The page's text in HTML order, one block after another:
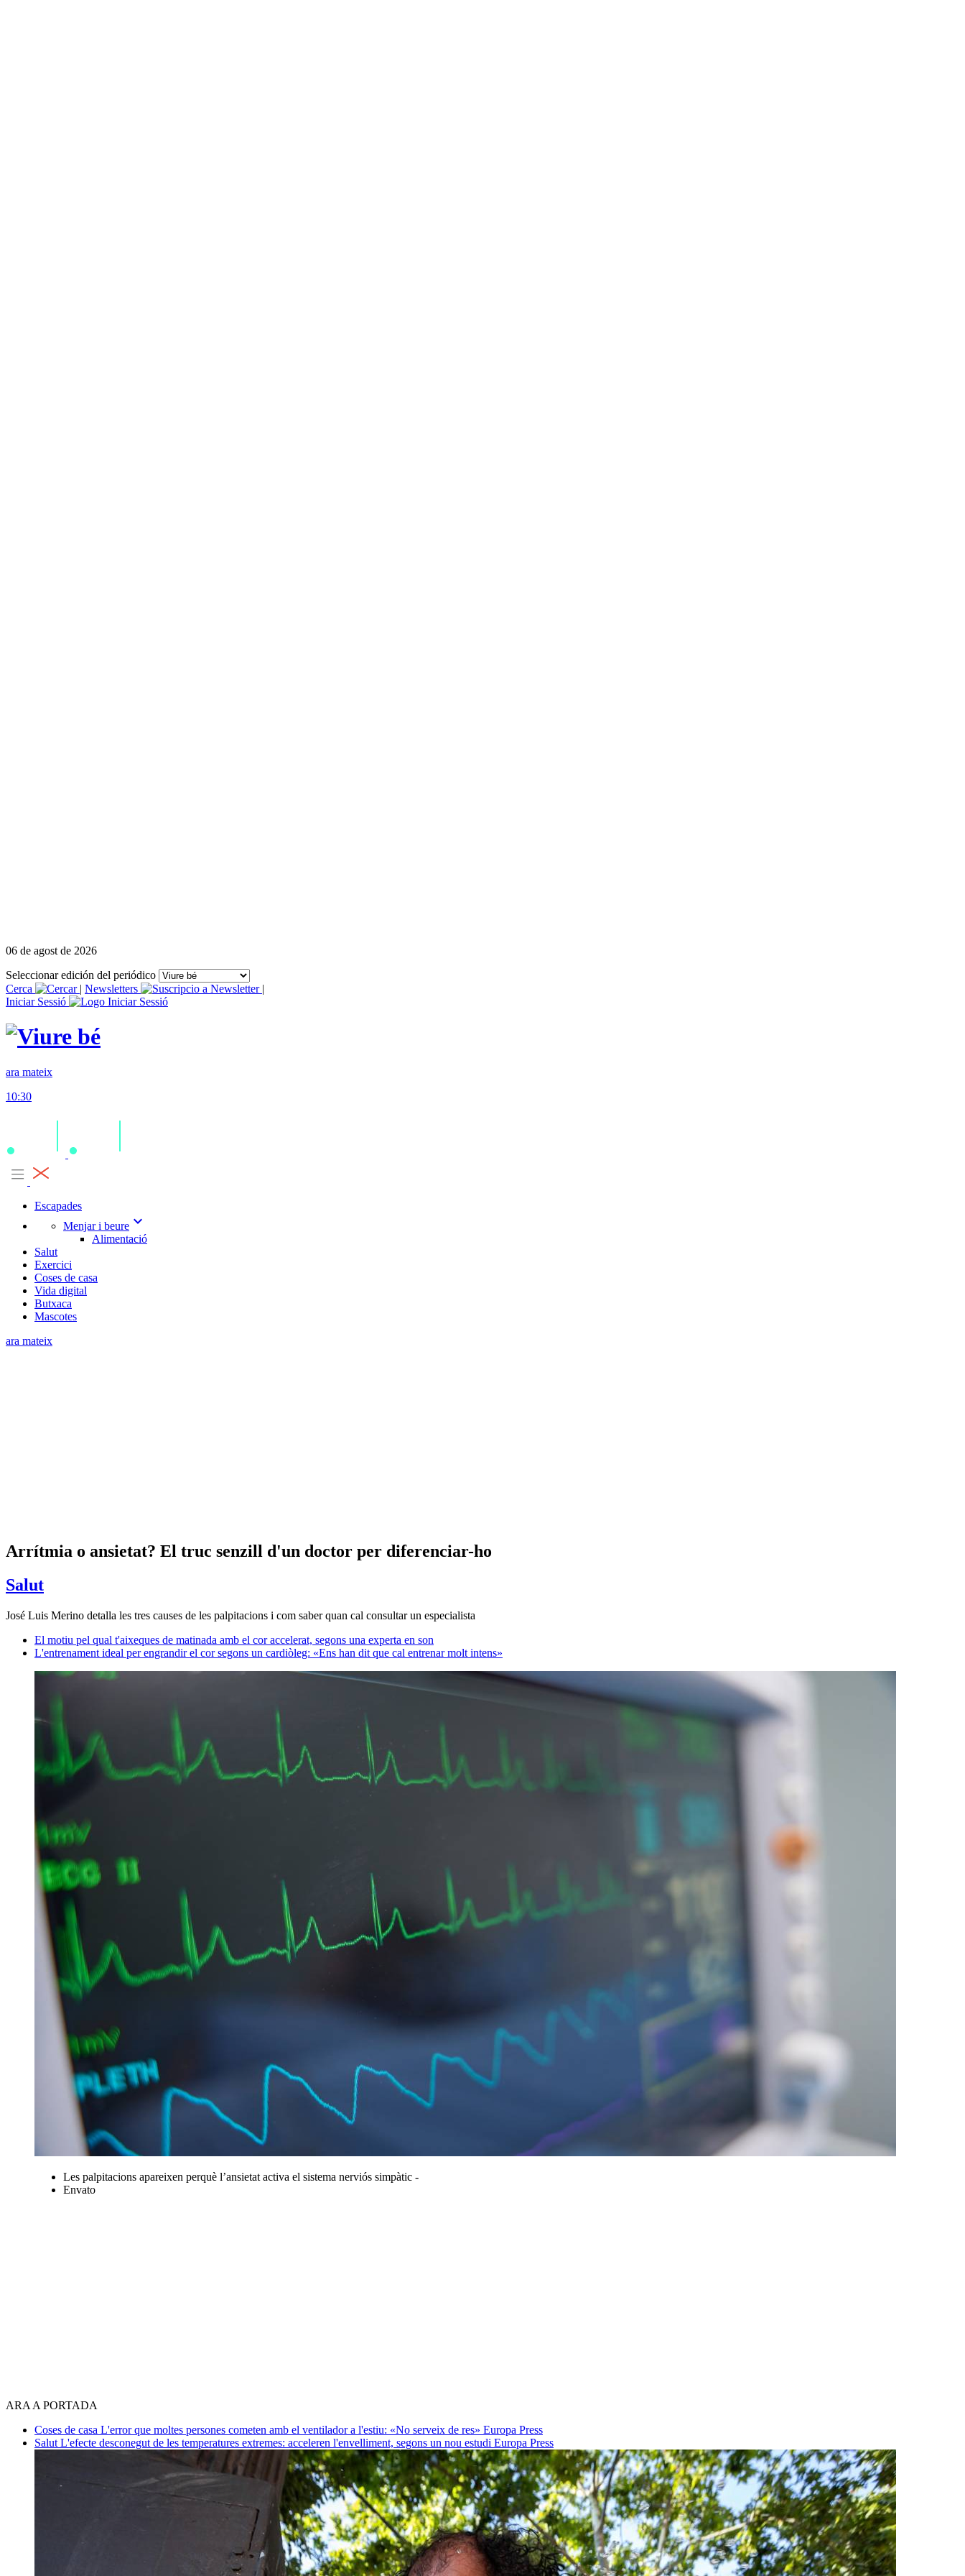
06 de agost de 2026
Seleccionar edición del periódico
Cerca
| Newsletters
|
Iniciar Sessió
ara mateix
10:30
Escapades
Menjar i beure expand_more
Alimentació
Salut
Exercici
Coses de casa
Vida digital
Butxaca
Mascotes
ara mateix
Arrítmia o ansietat? El truc senzill d'un doctor per diferenciar-ho
Salut
José Luis Merino detalla les tres causes de les palpitacions i com saber quan cal consultar un especialista
El motiu pel qual t'aixeques de matinada amb el cor accelerat, segons una experta en son
L'entrenament ideal per engrandir el cor segons un cardiòleg: «Ens han dit que cal entrenar molt intens»
Les palpitacions apareixen perquè l’ansietat activa el sistema nerviós simpàtic -
Envato
ARA A PORTADA
Coses de casa L'error que moltes persones cometen amb el ventilador a l'estiu: «No serveix de res» Europa Press
Salut L'efecte desconegut de les temperatures extremes: acceleren l'envelliment, segons un nou estudi Europa Press